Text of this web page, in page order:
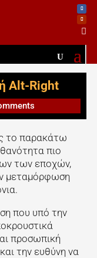

Alt-Right
το παρακάτω
πιο
των εποχών,
μεταμόρφωση
που υπό την
προσωπική
την ευθύνη να